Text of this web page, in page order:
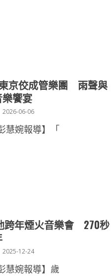
京佼成管樂團 雨聲與
饗宴
2026-06-06
慧婉報導】「
跨年煙火音樂會 270秒
2025-12-24
慧婉報導】歲